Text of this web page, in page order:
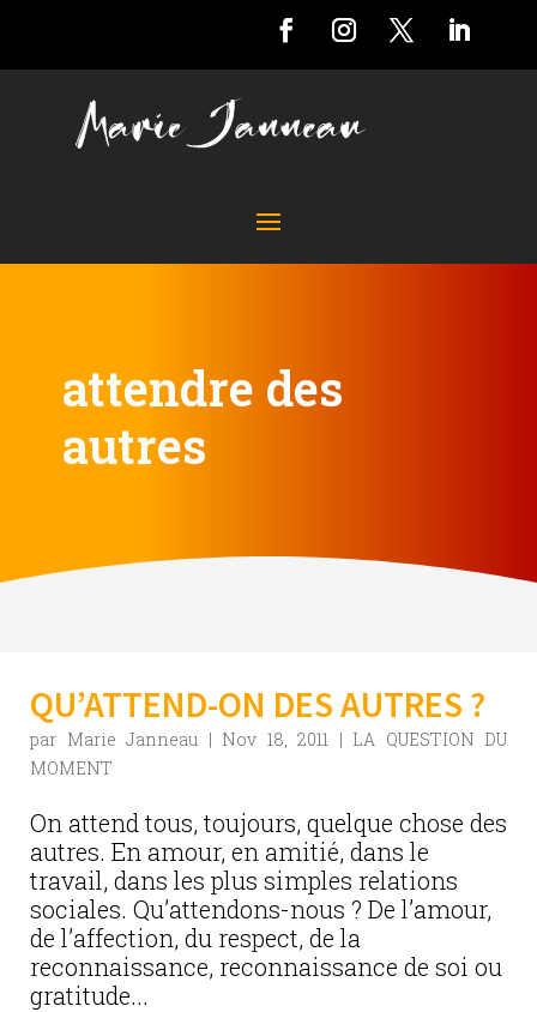
attendre des
autres
QU’ATTEND-ON DES AUTRES ?
par Marie Janneau | Nov 18, 2011 | LA QUESTION DU
MOMENT
On attend tous, toujours, quelque chose des
autres. En amour, en amitié, dans le
travail, dans les plus simples relations
sociales. Qu’attendons-nous ? De l’amour,
de l’affection, du respect, de la
reconnaissance, reconnaissance de soi ou
gratitude...